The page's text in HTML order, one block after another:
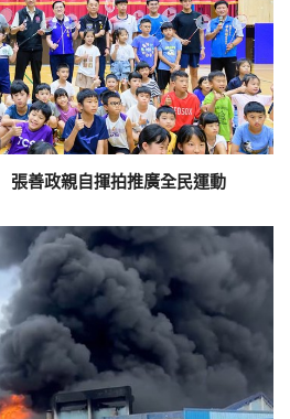
善政親自揮拍推廣全民運動